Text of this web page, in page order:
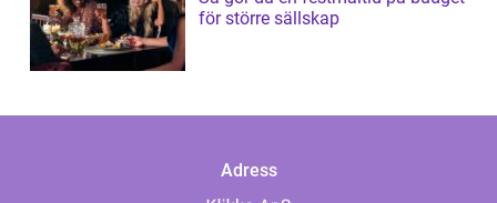
för större sällskap
Adress